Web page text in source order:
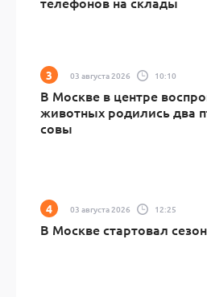
03 августа 2026 10:10
В Москве в центре
животных родились два
совы
03 августа 2026 12:25
В Москве стартовал